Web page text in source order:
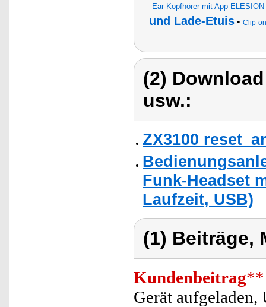
Ear-Kopfhörer mit App ELESION
und Lade-Etuis• Clip-
(2)
usw.:
ZX3100
Funk-Headset
Laufzeit, USB)
(1) Beiträge,
Kundenbeitrag**
Gerät aufgeladen,